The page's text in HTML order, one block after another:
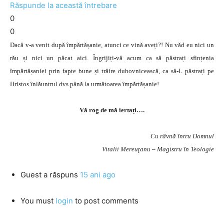
Răspunde la această întrebare
0
0
Dacă v-a venit după împărtășanie, atunci ce vină aveți?! Nu văd eu nici un
rău și nici un păcat aici. Îngrijiți-vă acum ca să păstrați sfințenia
împărtășaniei prin fapte bune și trăire duhovnicească, ca să-L păstrați pe
Hristos înlăuntrul dvs până la următoarea împărtășanie!
Vă rog de mă iertați….
Cu râvnă întru Domnul
Vitalii Mereuţanu – Magistru în Teologie
Guest a răspuns 15 ani ago
You must login to post comments